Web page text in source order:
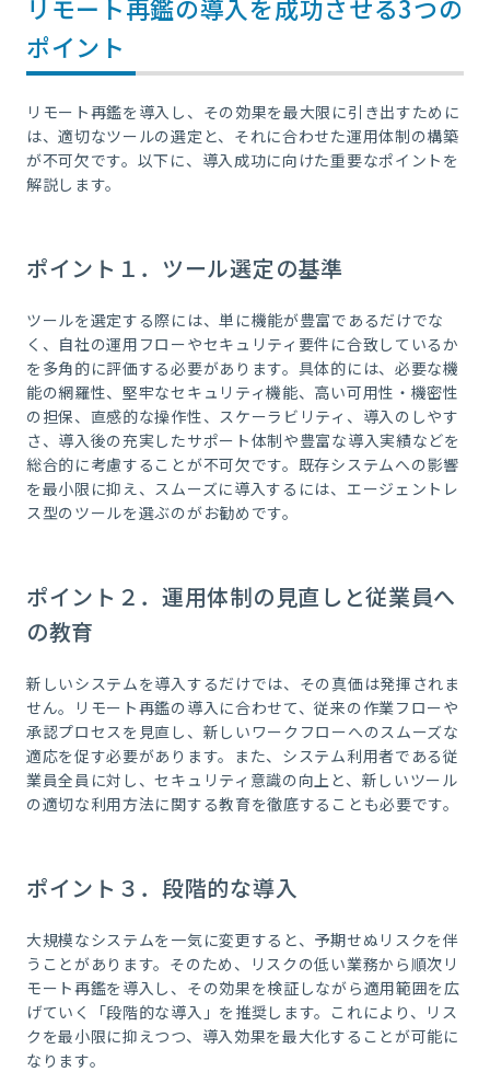
リモート再鑑の導入を成功させる3つの
ポイント
リモート再鑑を導入し、その効果を最大限に引き出すために
は、適切なツールの選定と、それに合わせた運用体制の構築
が不可欠です。以下に、導入成功に向けた重要なポイントを
解説します。
ポイント１．ツール選定の基準
ツールを選定する際には、単に機能が豊富であるだけでな
く、自社の運用フローやセキュリティ要件に合致しているか
を多角的に評価する必要があります。具体的には、必要な機
能の網羅性、堅牢なセキュリティ機能、高い可用性・機密性
の担保、直感的な操作性、スケーラビリティ、導入のしやす
さ、導入後の充実したサポート体制や豊富な導入実績などを
総合的に考慮することが不可欠です。既存システムへの影響
を最小限に抑え、スムーズに導入するには、エージェントレ
ス型のツールを選ぶのがお勧めです。
ポイント２．運用体制の見直しと従業員へ
の教育
新しいシステムを導入するだけでは、その真価は発揮されま
せん。リモート再鑑の導入に合わせて、従来の作業フローや
承認プロセスを見直し、新しいワークフローへのスムーズな
適応を促す必要があります。また、システム利用者である従
業員全員に対し、セキュリティ意識の向上と、新しいツール
の適切な利用方法に関する教育を徹底することも必要です。
ポイント３．段階的な導入
大規模なシステムを一気に変更すると、予期せぬリスクを伴
うことがあります。そのため、リスクの低い業務から順次リ
モート再鑑を導入し、その効果を検証しながら適用範囲を広
げていく「段階的な導入」を推奨します。これにより、リス
クを最小限に抑えつつ、導入効果を最大化することが可能に
なります。